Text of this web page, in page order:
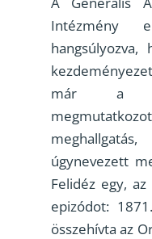
Intézmény
már a
úgynevezett
Felidéz egy,
epizódot:
összehívta az